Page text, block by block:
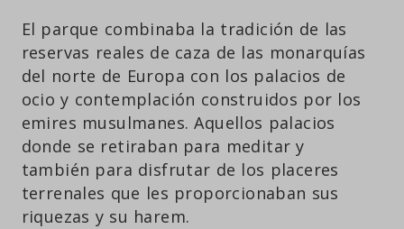
El parque combinaba la tradición de las
reservas reales de caza de las monarquías
del norte de Europa con los palacios de
ocio y contemplación construidos por los
emires musulmanes. Aquellos palacios
donde se retiraban para meditar y
también para disfrutar de los placeres
terrenales que les proporcionaban sus
riquezas y su harem.